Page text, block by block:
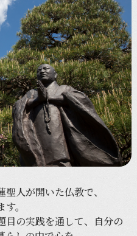
聖人が開いた仏教で、
。
目の実践を通して、
自分の